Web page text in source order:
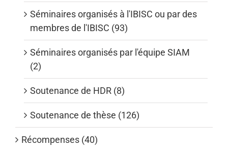
Séminaires organisés à l'IBISC ou par des
membres de l'IBISC (93)
Séminaires organisés par l'équipe SIAM
(2)
Soutenance de HDR (8)
Soutenance de thèse (126)
Récompenses (40)